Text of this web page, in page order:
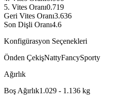
5. Vites Oranı0.719
Geri Vites Oranı3.636
Son Dişli Oranı4.6
Konfigürasyon Seçenekleri
Önden ÇekişNattyFancySporty
Ağırlık
Boş Ağırlık1.029 - 1.136 kg